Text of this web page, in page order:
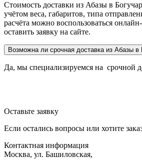
Стоимость доставки из Абазы в
учётом веса, габаритов, типа
расчёта можно воспользоваться
оставить заявку на сайте.
Возможна ли срочная доставка из Абазы в
Да, мы специализируемся на срочной
Оставьте заявку
Если остались вопросы или хотите
Контактная информация
Москва, ул. Башиловская,